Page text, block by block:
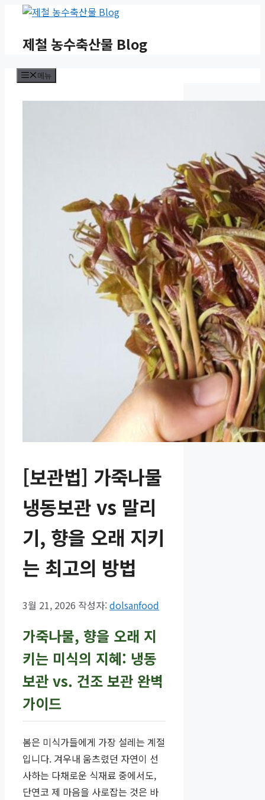
제철 농수축산물 Blog
메뉴
[보관법] 가죽나물
냉동보관 vs 말리
기, 향을 오래 지키
는 최고의 방법
3월 21, 2026 작성자:dolsanfood
가죽나물, 향을 오래 지
키는 미식의 지혜: 냉동
보관 vs. 건조 보관 완벽
가이드
봄은 미식가들에게 가장 설레는 계절
입니다. 겨우내 움츠렸던 자연이 선
사하는 다채로운 식재료 중에서도,
단연코 제 마음을 사로잡는 것은 바